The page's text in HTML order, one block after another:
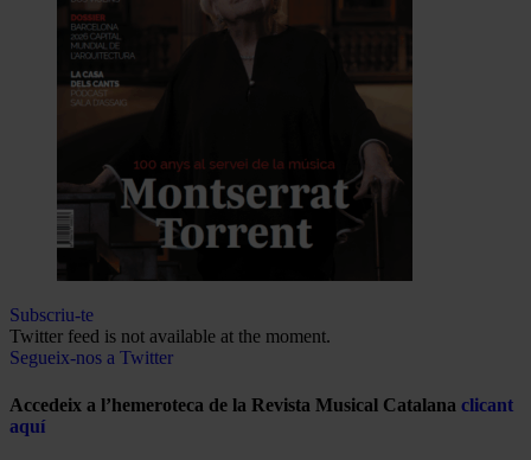
Subscriu-te
Twitter feed is not available at the moment.
Segueix-nos a Twitter
Accedeix a l’hemeroteca de la Revista Musical Catalana clicant
aquí